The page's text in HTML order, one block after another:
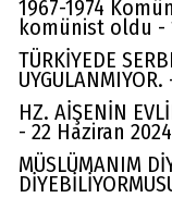
1967-1974
komünist oldu -
TÜRKİYEDE
HZ. AİŞENİN
- 22 Haziran 2024
MÜSLÜMANIM